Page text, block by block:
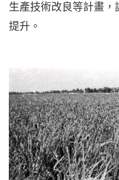
生產技術改良等計畫
提升。